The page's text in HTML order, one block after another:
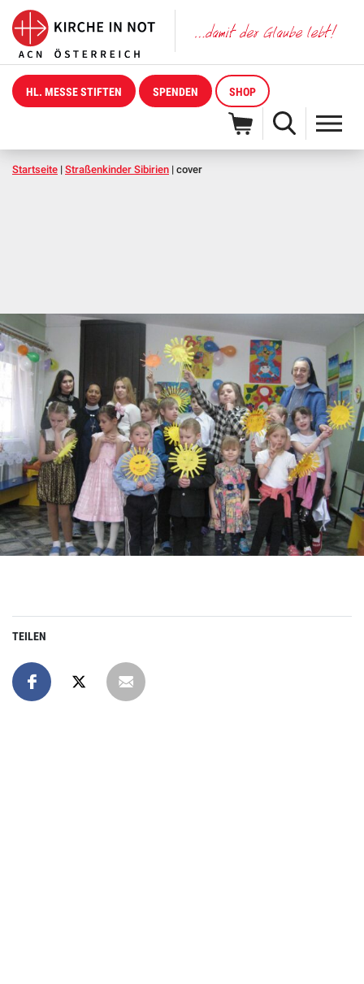
HL. MESSE STIFTEN SPENDEN SHOP
Startseite | Straßenkinder Sibirien | cover
TEILEN